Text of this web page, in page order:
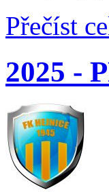
Přečíst
2025 -